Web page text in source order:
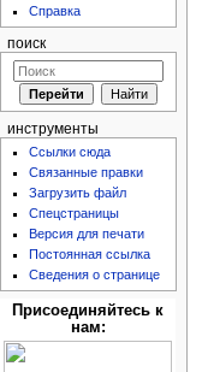
Справка
поиск
инструменты
Ссылки сюда
Связанные правки
Загрузить файл
Спецстраницы
Версия для печати
Постоянная ссылка
Сведения о странице
Присоединяйтесь к
нам: